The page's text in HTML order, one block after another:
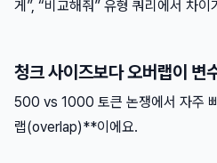
게”, “비교해줘” 유형 쿼리에서 차이
청크 사이즈보다 오버랩이 변
500 vs 1000 토큰 논쟁에서 자주
랩(overlap)**이에요.